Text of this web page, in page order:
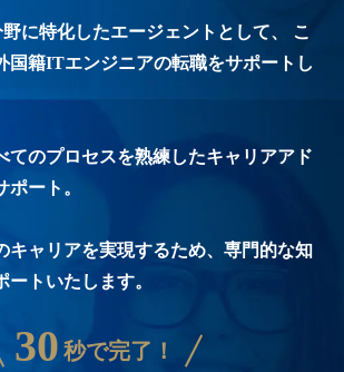
に特化したエージェントとして、
こ
国籍ITエンジニアの転職をサポートし
てのプロセスを熟練したキャリアアド
ート。
キャリアを実現するため、専門的な知
ートいたします。
30 秒で完了！